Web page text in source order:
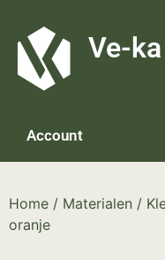
Ve-ka
Account
Home / Materialen /
oranje